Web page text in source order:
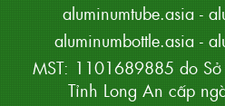
aluminumtube.asia -
aluminumbottle.asia -
MST: 1101689885 do
Tỉnh Long An cấp